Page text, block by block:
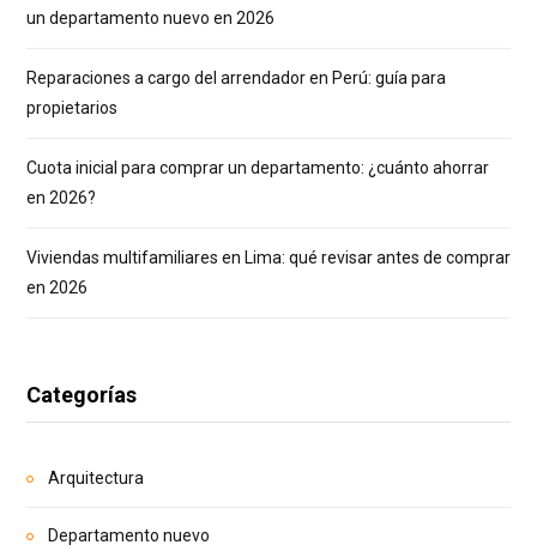
un departamento nuevo en 2026
Reparaciones a cargo del arrendador en Perú: guía para
propietarios
Cuota inicial para comprar un departamento: ¿cuánto ahorrar
en 2026?
Viviendas multifamiliares en Lima: qué revisar antes de comprar
en 2026
Categorías
Arquitectura
Departamento nuevo